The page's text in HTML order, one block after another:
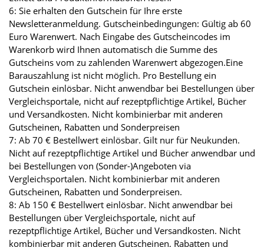
6: Sie erhalten den Gutschein für Ihre erste
Newsletteranmeldung. Gutscheinbedingungen: Gültig ab 60
Euro Warenwert. Nach Eingabe des Gutscheincodes im
Warenkorb wird Ihnen automatisch die Summe des
Gutscheins vom zu zahlenden Warenwert abgezogen.Eine
Barauszahlung ist nicht möglich. Pro Bestellung ein
Gutschein einlösbar. Nicht anwendbar bei Bestellungen über
Vergleichsportale, nicht auf rezeptpflichtige Artikel, Bücher
und Versandkosten. Nicht kombinierbar mit anderen
Gutscheinen, Rabatten und Sonderpreisen
7: Ab 70 € Bestellwert einlösbar. Gilt nur für Neukunden.
Nicht auf rezeptpflichtige Artikel und Bücher anwendbar und
bei Bestellungen von (Sonder-)Angeboten via
Vergleichsportalen. Nicht kombinierbar mit anderen
Gutscheinen, Rabatten und Sonderpreisen.
8: Ab 150 € Bestellwert einlösbar. Nicht anwendbar bei
Bestellungen über Vergleichsportale, nicht auf
rezeptpflichtige Artikel, Bücher und Versandkosten. Nicht
kombinierbar mit anderen Gutscheinen, Rabatten und